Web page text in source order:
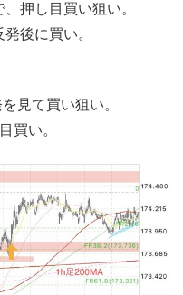
押し目買い狙い。
後に買い。
見て買い狙い。
買い。